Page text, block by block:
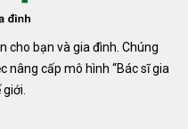
cho bạn và gia đình. Chúng
nâng cấp mô hình “Bác sĩ gia